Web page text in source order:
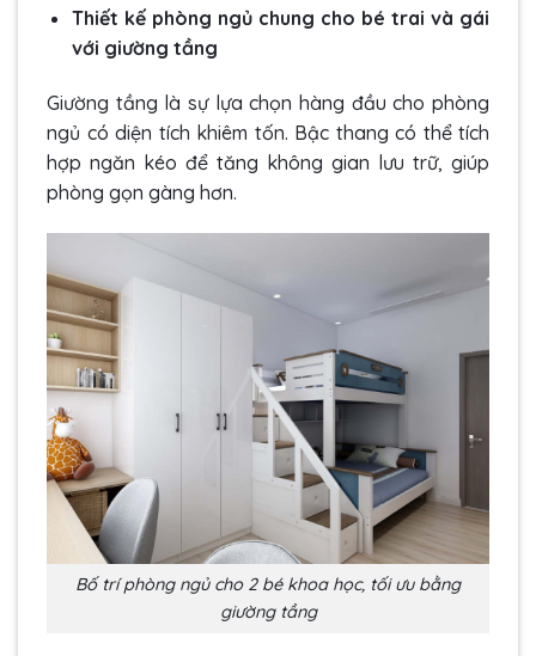
Thiết kế phòng ngủ chung cho bé trai và gái
với giường tầng
Giường tầng là sự lựa chọn hàng đầu cho phòng
ngủ có diện tích khiêm tốn. Bậc thang có thể tích
hợp ngăn kéo để tăng không gian lưu trữ, giúp
phòng gọn gàng hơn.
Bố trí phòng ngủ cho 2 bé khoa học, tối ưu bằng
giường tầng